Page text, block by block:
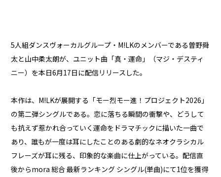
5人組ダンスヴォーカルグループ・M!LKのメンバーである曽野舜
太と山中柔太朗が、ユニット曲「真・運命」（マジ・デスティ
ニー）を本日6月17日に配信リリースした。
本作は、M!LKが展開する「モー烈モー進！プロジェクト2026」
の第二弾シングルである。恋に落ちる瞬間の衝撃や、どうして
も抗えず惹かれ合っていく運命をドラマチックに描いた一曲で
あり、誰もが一度は耳にしたことのある劇的なネオクラシカル
フレーズが耳に残る、印象的な楽曲に仕上がっている。配信直
後からmora 総合 最新ランキング シングル(単曲)にて1位を獲得